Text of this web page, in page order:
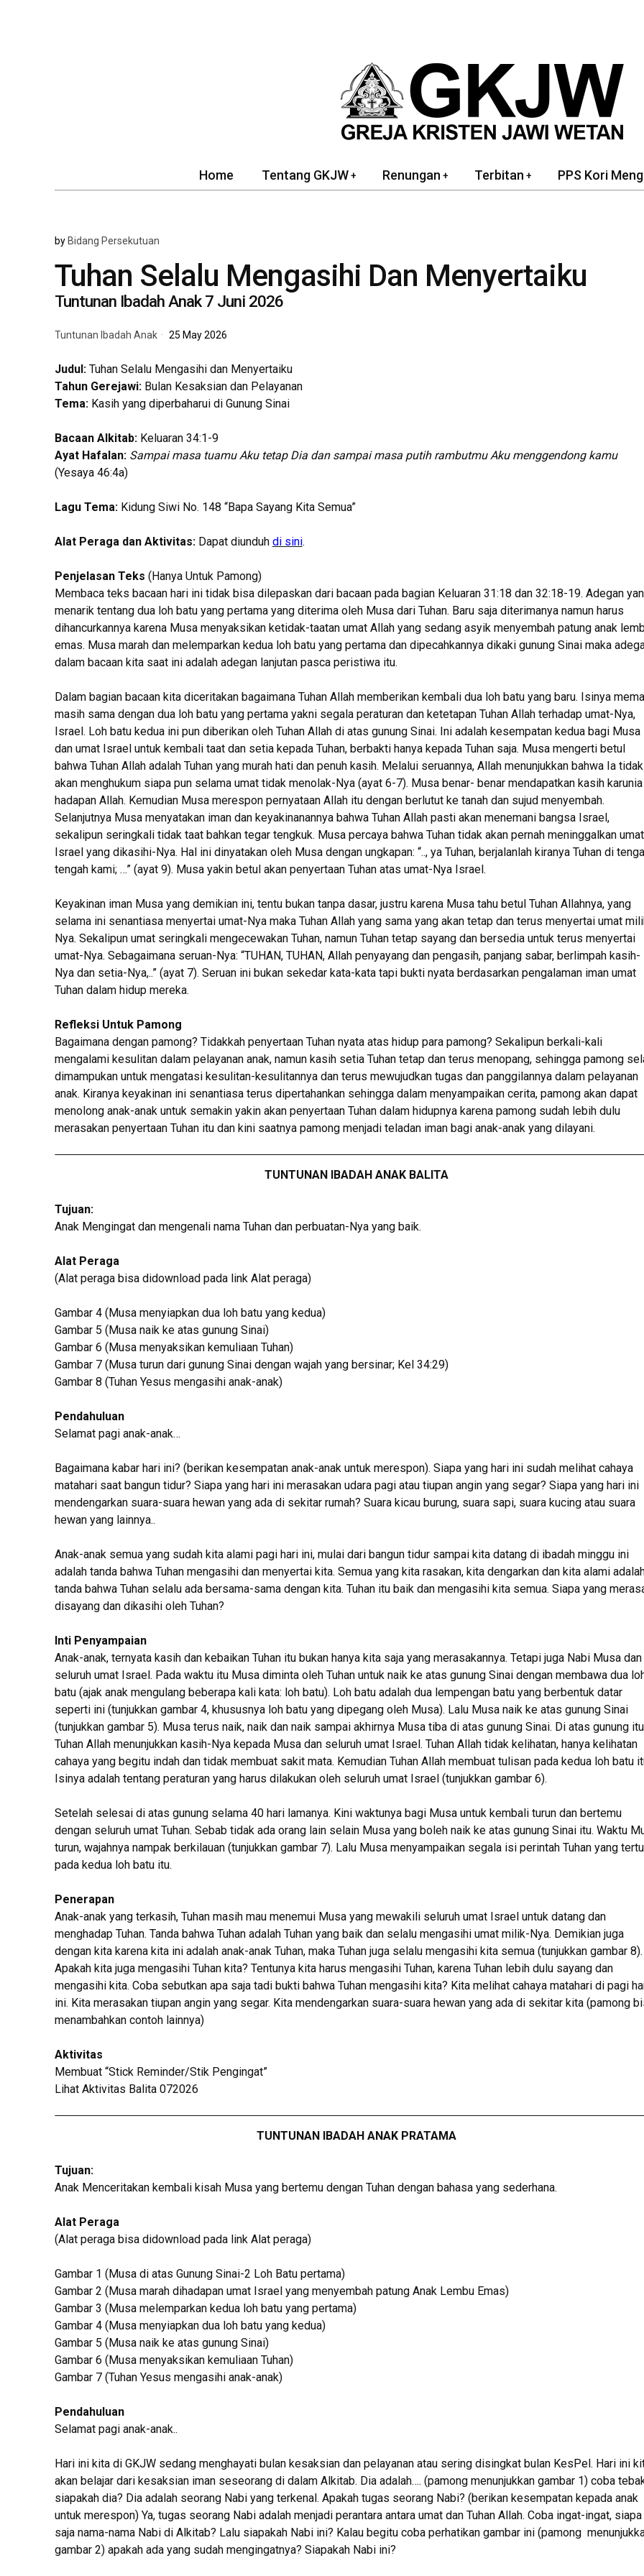
Home Tentang GKJW Renungan Terbitan PPS Kori
by Bidang Persekutuan
Tuhan Selalu Mengasihi Dan Menyertaiku
Tuntunan Ibadah Anak 7 Juni 2026
Tuntunan Ibadah Anak 25 May 2026
Judul:Tuhan Selalu Mengasihi dan Menyertaiku
Tahun Gerejawi:Bulan Kesaksian dan Pelayanan
Tema: Kasih yang diperbaharui di Gunung Sinai
Bacaan Alkitab:Keluaran 34:1-9
Ayat Hafalan: Sampai masa tuamu Aku tetap Dia dan sampai masa putih rambutmu Aku menggendong kamu
(Yesaya 46:4a)
Lagu Tema:Kidung Siwi No. 148 “Bapa Sayang Kita Semua”
Alat Peraga dan Aktivitas: Dapat diunduh di sini.
Penjelasan Teks (Hanya Untuk Pamong)
Membaca teks bacaan hari ini tidak bisa dilepaskan dari bacaan pada bagian Keluaran 31:18 dan 32:18-19. Adegan
menarik tentang dua loh batu yang pertama yang diterima oleh Musa dari Tuhan. Baru saja diterimanya namun harus
dihancurkannya karena Musa menyaksikan ketidak-taatan umat Allah yang sedang asyik menyembah patung anak
emas. Musa marah dan melemparkan kedua loh batu yang pertama dan dipecahkannya dikaki gunung Sinai maka
dalam bacaan kita saat ini adalah adegan lanjutan pasca peristiwa itu.
Dalam bagian bacaan kita diceritakan bagaimana Tuhan Allah memberikan kembali dua loh batu yang baru. Isinya
masih sama dengan dua loh batu yang pertama yakni segala peraturan dan ketetapan Tuhan Allah terhadap umat-Nya,
Israel. Loh batu kedua ini pun diberikan oleh Tuhan Allah di atas gunung Sinai. Ini adalah kesempatan kedua bagi Musa
dan umat Israel untuk kembali taat dan setia kepada Tuhan, berbakti hanya kepada Tuhan saja. Musa mengerti betul
bahwa Tuhan Allah adalah Tuhan yang murah hati dan penuh kasih. Melalui seruannya, Allah menunjukkan bahwa Ia tidak
akan menghukum siapa pun selama umat tidak menolak-Nya (ayat 6-7). Musa benar- benar mendapatkan kasih
hadapan Allah. Kemudian Musa merespon pernyataan Allah itu dengan berlutut ke tanah dan sujud menyembah.
Selanjutnya Musa menyatakan iman dan keyakinanannya bahwa Tuhan Allah pasti akan menemani bangsa Israel,
sekalipun seringkali tidak taat bahkan tegar tengkuk. Musa percaya bahwa Tuhan tidak akan pernah meninggalkan umat
Israel yang dikasihi-Nya. Hal ini dinyatakan oleh Musa dengan ungkapan: “.., ya Tuhan, berjalanlah kiranya Tuhan di
tengah kami; …” (ayat 9). Musa yakin betul akan penyertaan Tuhan atas umat-Nya Israel.
Keyakinan iman Musa yang demikian ini, tentu bukan tanpa dasar, justru karena Musa tahu betul Tuhan Allahnya, yang
selama ini senantiasa menyertai umat-Nya maka Tuhan Allah yang sama yang akan tetap dan terus menyertai umat
Nya. Sekalipun umat seringkali mengecewakan Tuhan, namun Tuhan tetap sayang dan bersedia untuk terus menyertai
umat-Nya. Sebagaimana seruan-Nya: “TUHAN, TUHAN, Allah penyayang dan pengasih, panjang sabar, berlimpah kasih-
Nya dan setia-Nya,..” (ayat 7). Seruan ini bukan sekedar kata-kata tapi bukti nyata berdasarkan pengalaman iman umat
Tuhan dalam hidup mereka.
Refleksi Untuk Pamong
Bagaimana dengan pamong? Tidakkah penyertaan Tuhan nyata atas hidup para pamong? Sekalipun berkali-kali
mengalami kesulitan dalam pelayanan anak, namun kasih setia Tuhan tetap dan terus menopang, sehingga pamong
dimampukan untuk mengatasi kesulitan-kesulitannya dan terus mewujudkan tugas dan panggilannya dalam pelayanan
anak. Kiranya keyakinan ini senantiasa terus dipertahankan sehingga dalam menyampaikan cerita, pamong akan dapat
menolong anak-anak untuk semakin yakin akan penyertaan Tuhan dalam hidupnya karena pamong sudah lebih dulu
merasakan penyertaan Tuhan itu dan kini saatnya pamong menjadi teladan iman bagi anak-anak yang dilayani.
TUNTUNAN IBADAH ANAK BALITA
Tujuan:
Anak Mengingat dan mengenali nama Tuhan dan perbuatan-Nya yang baik.
Alat Peraga
(Alat peraga bisa didownload pada link Alat peraga)
Gambar 4 (Musa menyiapkan dua loh batu yang kedua)
Gambar 5 (Musa naik ke atas gunung Sinai)
Gambar 6 (Musa menyaksikan kemuliaan Tuhan)
Gambar 7 (Musa turun dari gunung Sinai dengan wajah yang bersinar; Kel 34:29)
Gambar 8 (Tuhan Yesus mengasihi anak-anak)
Pendahuluan
Selamat pagi anak-anak…
Bagaimana kabar hari ini? (berikan kesempatan anak-anak untuk merespon). Siapa yang hari ini sudah melihat cahaya
matahari saat bangun tidur? Siapa yang hari ini merasakan udara pagi atau tiupan angin yang segar? Siapa yang hari ini
mendengarkan suara-suara hewan yang ada di sekitar rumah? Suara kicau burung, suara sapi, suara kucing atau suara
hewan yang lainnya..
Anak-anak semua yang sudah kita alami pagi hari ini, mulai dari bangun tidur sampai kita datang di ibadah minggu ini
adalah tanda bahwa Tuhan mengasihi dan menyertai kita. Semua yang kita rasakan, kita dengarkan dan kita alami
tanda bahwa Tuhan selalu ada bersama-sama dengan kita. Tuhan itu baik dan mengasihi kita semua. Siapa yang
disayang dan dikasihi oleh Tuhan?
Inti Penyampaian
Anak-anak, ternyata kasih dan kebaikan Tuhan itu bukan hanya kita saja yang merasakannya. Tetapi juga Nabi Musa dan
seluruh umat Israel. Pada waktu itu Musa diminta oleh Tuhan untuk naik ke atas gunung Sinai dengan membawa dua
batu (ajak anak mengulang beberapa kali kata: loh batu). Loh batu adalah dua lempengan batu yang berbentuk datar
seperti ini (tunjukkan gambar 4, khususnya loh batu yang dipegang oleh Musa). Lalu Musa naik ke atas gunung Sinai
(tunjukkan gambar 5). Musa terus naik, naik dan naik sampai akhirnya Musa tiba di atas gunung Sinai. Di atas gunung itu
Tuhan Allah menunjukkan kasih-Nya kepada Musa dan seluruh umat Israel. Tuhan Allah tidak kelihatan, hanya kelihatan
cahaya yang begitu indah dan tidak membuat sakit mata. Kemudian Tuhan Allah membuat tulisan pada kedua loh batu
Isinya adalah tentang peraturan yang harus dilakukan oleh seluruh umat Israel (tunjukkan gambar 6).
Setelah selesai di atas gunung selama 40 hari lamanya. Kini waktunya bagi Musa untuk kembali turun dan bertemu
dengan seluruh umat Tuhan. Sebab tidak ada orang lain selain Musa yang boleh naik ke atas gunung Sinai itu. Waktu
turun, wajahnya nampak berkilauan (tunjukkan gambar 7). Lalu Musa menyampaikan segala isi perintah Tuhan yang
pada kedua loh batu itu.
Penerapan
Anak-anak yang terkasih, Tuhan masih mau menemui Musa yang mewakili seluruh umat Israel untuk datang dan
menghadap Tuhan. Tanda bahwa Tuhan adalah Tuhan yang baik dan selalu mengasihi umat milik-Nya. Demikian juga
dengan kita karena kita ini adalah anak-anak Tuhan, maka Tuhan juga selalu mengasihi kita semua (tunjukkan gambar 8).
Apakah kita juga mengasihi Tuhan kita? Tentunya kita harus mengasihi Tuhan, karena Tuhan lebih dulu sayang dan
mengasihi kita. Coba sebutkan apa saja tadi bukti bahwa Tuhan mengasihi kita? Kita melihat cahaya matahari di pagi
ini. Kita merasakan tiupan angin yang segar. Kita mendengarkan suara-suara hewan yang ada di sekitar kita (pamong
menambahkan contoh lainnya)
Aktivitas
Membuat “Stick Reminder/Stik Pengingat”
Lihat Aktivitas Balita 072026
TUNTUNAN IBADAH ANAK PRATAMA
Tujuan:
Anak Menceritakan kembali kisah Musa yang bertemu dengan Tuhan dengan bahasa yang sederhana.
Alat Peraga
(Alat peraga bisa didownload pada link Alat peraga)
Gambar 1 (Musa di atas Gunung Sinai-2 Loh Batu pertama)
Gambar 2 (Musa marah dihadapan umat Israel yang menyembah patung Anak Lembu Emas)
Gambar 3 (Musa melemparkan kedua loh batu yang pertama)
Gambar 4 (Musa menyiapkan dua loh batu yang kedua)
Gambar 5 (Musa naik ke atas gunung Sinai)
Gambar 6 (Musa menyaksikan kemuliaan Tuhan)
Gambar 7 (Tuhan Yesus mengasihi anak-anak)
Pendahuluan
Selamat pagi anak-anak..
Hari ini kita di GKJW sedang menghayati bulan kesaksian dan pelayanan atau sering disingkat bulan KesPel. Hari ini
akan belajar dari kesaksian iman seseorang di dalam Alkitab. Dia adalah…. (pamong menunjukkan gambar 1) coba
siapakah dia? Dia adalah seorang Nabi yang terkenal. Apakah tugas seorang Nabi? (berikan kesempatan kepada anak
untuk merespon) Ya, tugas seorang Nabi adalah menjadi perantara antara umat dan Tuhan Allah. Coba ingat-ingat, siapa
saja nama-nama Nabi di Alkitab? Lalu siapakah Nabi ini? Kalau begitu coba perhatikan gambar ini (pamong
gambar 2) apakah ada yang sudah mengingatnya? Siapakah Nabi ini?